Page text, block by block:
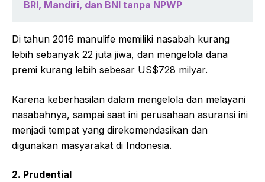
BRI, Mandiri, dan BNI tanpa NPWP
Di tahun 2016 manulife memiliki nasabah kurang
lebih sebanyak 22 juta jiwa, dan mengelola dana
premi kurang lebih sebesar US$728 milyar.
Karena keberhasilan dalam mengelola dan melayani
nasabahnya, sampai saat ini perusahaan asuransi ini
menjadi tempat yang direkomendasikan dan
digunakan masyarakat di Indonesia.
2. Prudential